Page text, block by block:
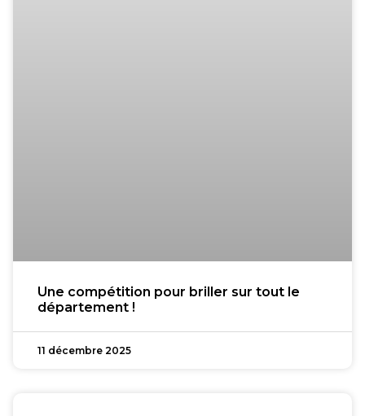
Une compétition pour briller sur tout le
département !
11 décembre 2025